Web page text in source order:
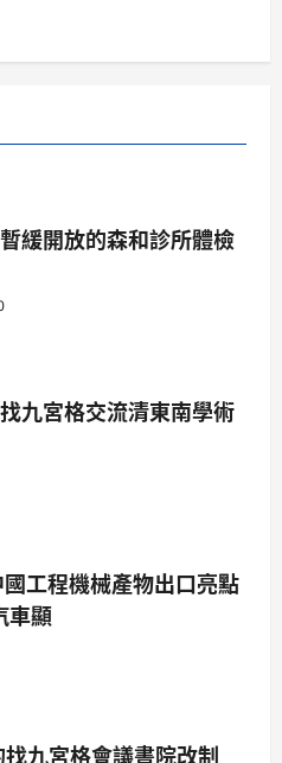
緩開放的森和診所體檢
九宮格交流清東南學術
工程機械產物出口亮點
車顯
九宮格會議書院改制